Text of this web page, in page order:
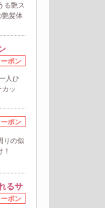
る艶ス
艶髪体
ポン
人ひ
カッ
ポン
りの似
るサ
ポン